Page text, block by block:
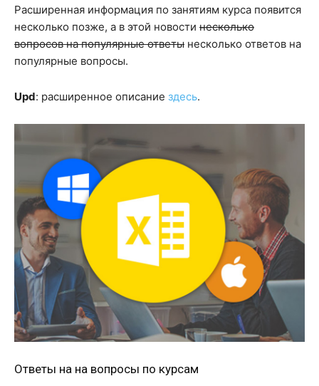
Расширенная информация по занятиям курса появится
несколько позже, а в этой новости несколько
вопросов на популярные ответы несколько ответов на
популярные вопросы.
Upd: расширенное описание здесь.
Ответы на на вопросы по курсам